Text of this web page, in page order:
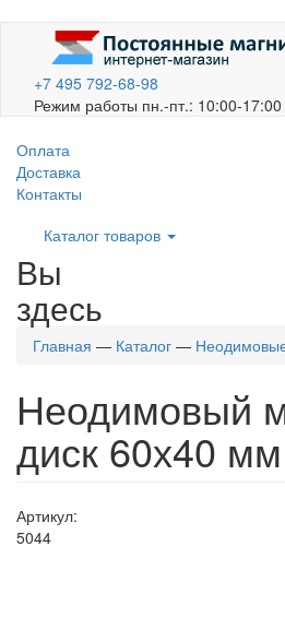
+7 495 792-68-98
Режим работы пн.-пт.: 10:00-17:00
Оплата
Доставка
Контакты
Каталог товаров
Вы
здесь
Главная — Каталог —
Неодимовый
диск 60х40 мм
Артикул:
5044